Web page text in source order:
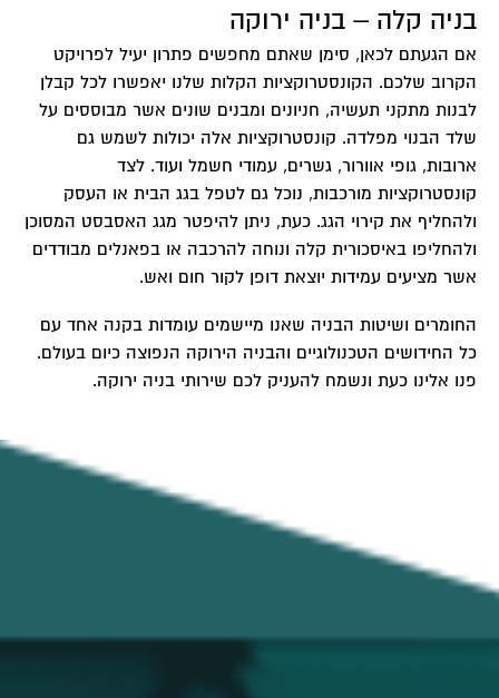
בניה קלה – בניה ירוקה
אם הגעתם לכאן, סימן שאתם מחפשים פתרון יעיל לפרויקט
הקרוב שלכם. הקונסטרוקציות הקלות שלנו יאפשרו לכל קבלן
לבנות מתקני תעשיה, חניונים ומבנים שונים אשר מבוססים על
שלד הבנוי מפלדה. קונסטרוקציות אלה יכולות לשמש גם
ארובות, גופי אוורור, גשרים, עמודי חשמל ועוד. לצד
קונסטרוקציות מורכבות, נוכל גם לטפל בגג הבית או העסק
ולהחליף את קירוי הגג. כעת, ניתן להיפטר מגג האסבסט המסוכן
ולהחליפו באיסכורית קלה ונוחה להרכבה או בפאנלים מבודדים
אשר מציעים עמידות יוצאת דופן לקור חום ואש.
החומרים ושיטות הבניה שאנו מיישמים עומדות בקנה אחד עם
כל החידושים הטכנולוגיים והבניה הירוקה הנפוצה כיום בעולם.
פנו אלינו כעת ונשמח להעניק לכם שירותי בניה ירוקה.